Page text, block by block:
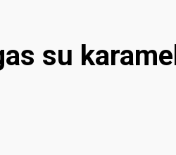
su